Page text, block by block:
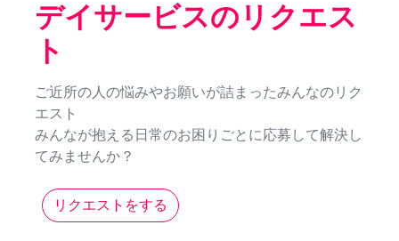
デイサービスのリクエス
ト
ご近所の人の悩みやお願いが詰まったみんなのリク
エスト
みんなが抱える日常のお困りごとに応募して解決し
てみませんか？
リクエストをする